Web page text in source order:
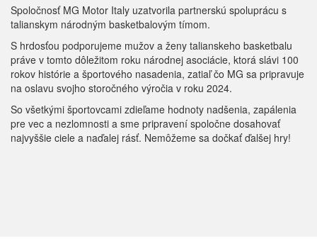
Spoločnosť MG Motor Italy uzatvorila partnerskú spoluprácu s
talianskym národným basketbalovým tímom.
S hrdosťou podporujeme mužov a ženy talianskeho basketbalu
práve v tomto dôležitom roku národnej asociácie, ktorá slávi 100
rokov histórie a športového nasadenia, zatiaľ čo MG sa pripravuje
na oslavu svojho storočného výročia v roku 2024.
So všetkými športovcami zdieľame hodnoty nadšenia, zapálenia
pre vec a nezlomnosti a sme pripravení spoločne dosahovať
najvyššie ciele a naďalej rásť. Nemôžeme sa dočkať ďalšej hry!